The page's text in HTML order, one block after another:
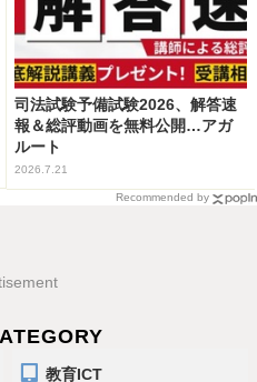
司法試験予備試験2026、解答速
報＆総評動画を無料公開…アガ
ルート
2026.7.21
Recommended by
教育ICT